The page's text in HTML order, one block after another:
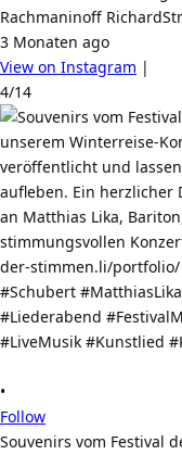
Rachmaninoff
3 Monaten ago
View on Instagram |
4/14
•
Follow
Souvenirs vom Festival